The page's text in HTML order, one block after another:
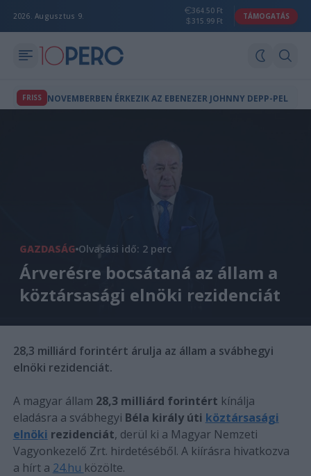
2026. Augusztus 9.
364.50 Ft
315.99 Ft
TÁMOGATÁS
FRISS NOVEMBERBEN ÉRKEZIK AZ EBENEZER JOHNNY DEPP-PEL
GAZDASÁG Olvasási idő: 2 perc
Árverésre bocsátaná az állam a
köztársasági elnöki rezidenciát
28,3 milliárd forintért árulja az állam a svábhegyi
elnöki rezidenciát.
A magyar állam 28,3 milliárd forintért kínálja
eladásra a svábhegyi Béla király úti köztársasági
elnöki rezidenciát, derül ki a Magyar Nemzeti
Vagyonkezelő Zrt. hirdetéséből. A kiírásra hivatkozva
a hírt a 24.hu közölte.